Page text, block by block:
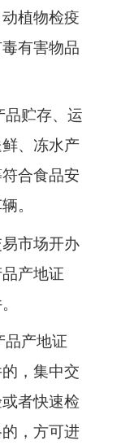
植物检疫
有害物品
品贮存、运
、冻水产
合食品安
。
市场开办
产地证
品产地证
，集中交
者快速检
，方可进